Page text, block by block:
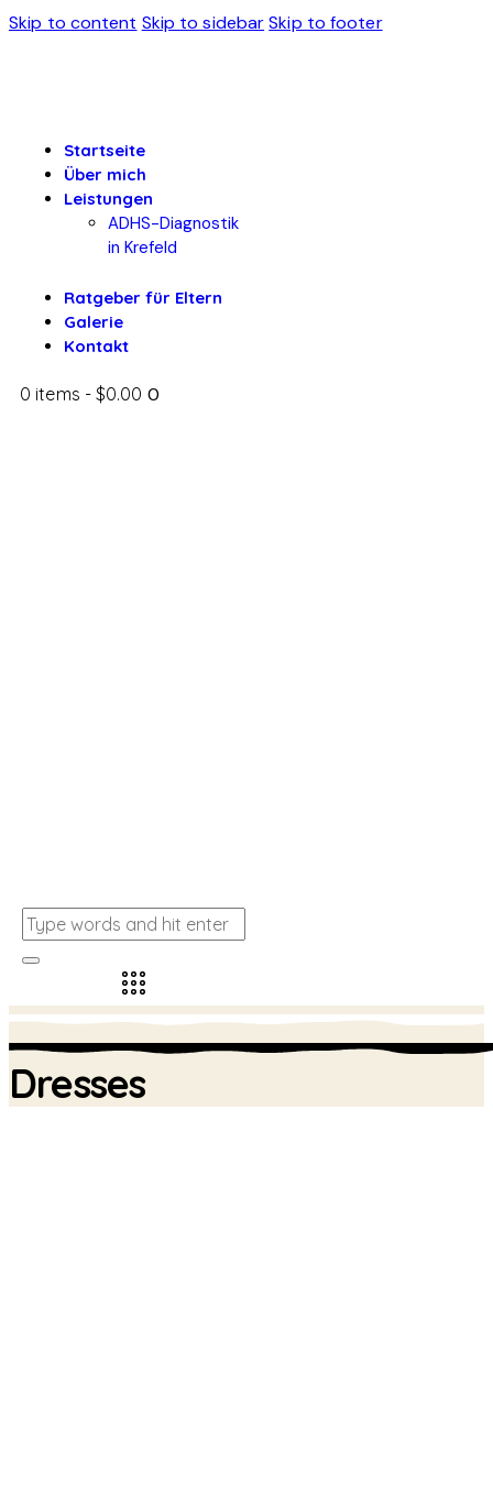
Skip to content Skip to sidebar Skip to footer
Startseite
Über mich
Leistungen
ADHS-Diagnostik
in Krefeld
Ratgeber für Eltern
Galerie
Kontakt
0 items - $0.00 0
Dresses